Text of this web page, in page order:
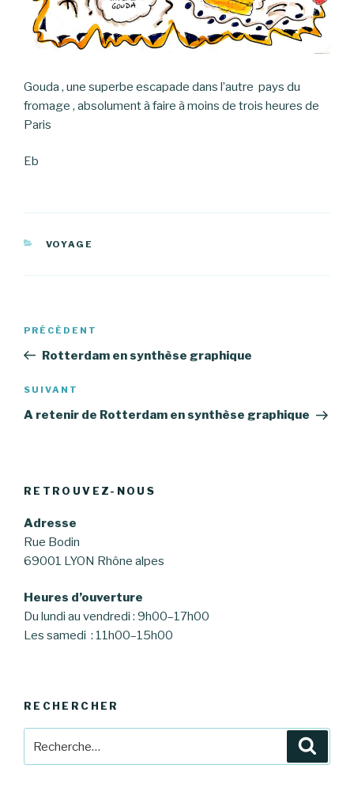
Gouda , une superbe escapade dans l’autre pays du
fromage , absolument à faire à moins de trois heures de
Paris
Eb
CATÉGORIES
VOYAGE
Navigation
Article
précédent
PRÉCÉDENT
Rotterdam en synthèse graphique
Article
suivant
SUIVANT
A retenir de Rotterdam en synthèse graphique
RETROUVEZ-NOUS
Adresse
Rue Bodin
69001 LYON Rhône alpes
Heures d’ouverture
Du lundi au vendredi : 9h00–17h00
Les samedi : 11h00–15h00
RECHERCHER